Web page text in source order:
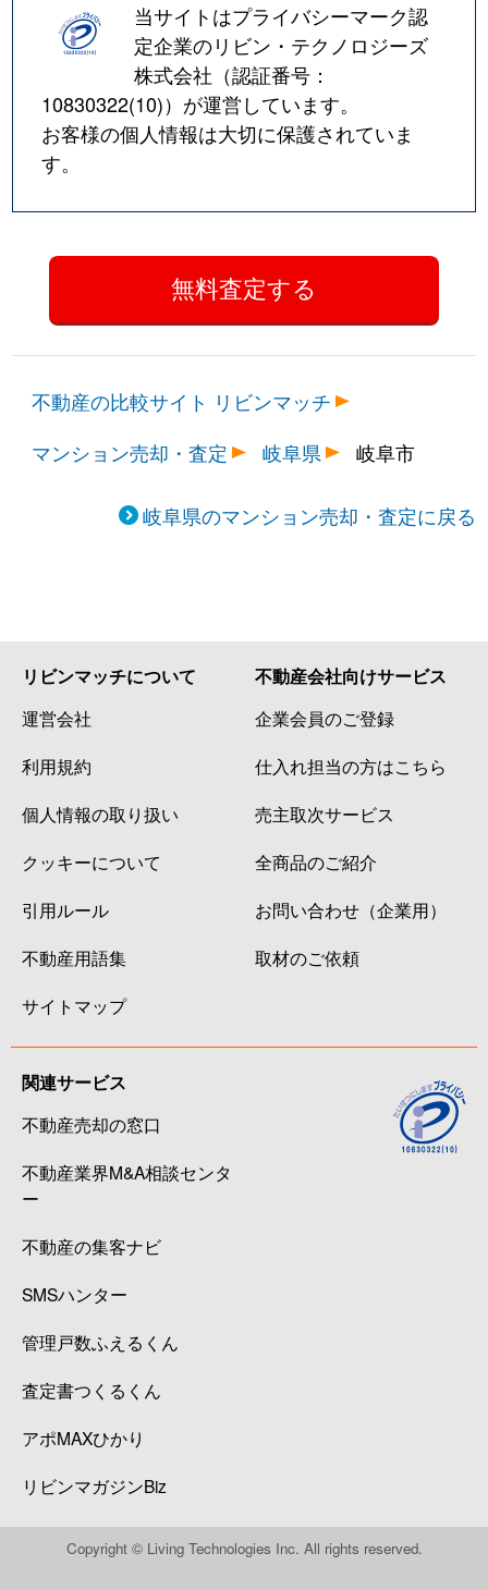
当サイトはプライバシーマーク認
定企業のリビン・テクノロジーズ
株式会社（認証番号：
10830322(10)）が運営しています。
お客様の個人情報は大切に保護されていま
す。
不動産の比較サイト リビンマッチ
マンション売却・査定
岐阜県 岐阜市
岐阜県のマンション売却・査定に戻る
リビンマッチについて
運営会社
利用規約
個人情報の取り扱い
クッキーについて
引用ルール
不動産用語集
サイトマップ
不動産会社向けサービス
企業会員のご登録
仕入れ担当の方はこちら
売主取次サービス
全商品のご紹介
お問い合わせ（企業用）
取材のご依頼
関連サービス
不動産売却の窓口
不動産業界M&A相談センタ
ー
不動産の集客ナビ
SMSハンター
管理戸数ふえるくん
査定書つくるくん
アポMAXひかり
リビンマガジンBiz
Copyright © Living Technologies Inc. All rights reserved.